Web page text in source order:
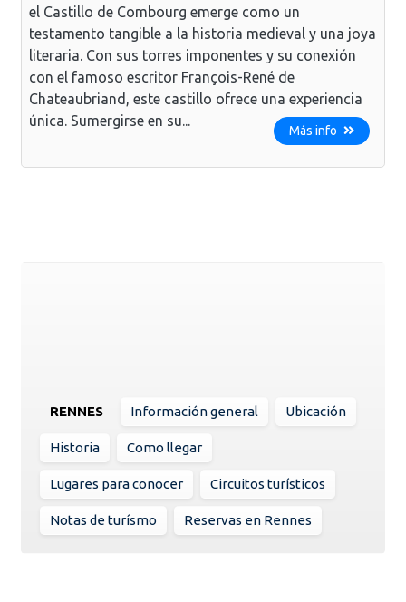
el Castillo de Combourg emerge como un
testamento tangible a la historia medieval y una joya
literaria. Con sus torres imponentes y su conexión
con el famoso escritor François-René de
Chateaubriand, este castillo ofrece una experiencia
única. Sumergirse en su...
Más info
RENNES Información general Ubicación
Historia Como llegar
Lugares para conocer Circuitos turísticos
Notas de turísmo Reservas en Rennes